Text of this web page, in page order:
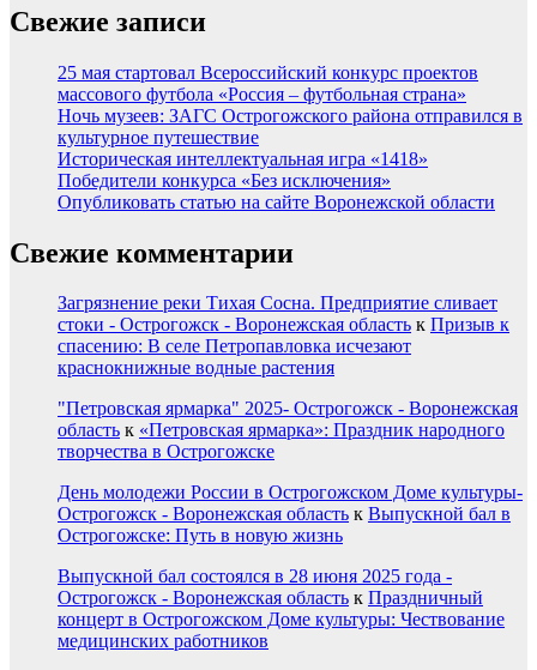
Свежие записи
25 мая стартовал Всероссийский конкурс проектов
массового футбола «Россия – футбольная страна»
Ночь музеев: ЗАГС Острогожского района отправился в
культурное путешествие
Историческая интеллектуальная игра «1418»
Победители конкурса «Без исключения»
Опубликовать статью на сайте Воронежской области
Свежие комментарии
Загрязнение реки Тихая Сосна. Предприятие сливает
стоки - Острогожск - Воронежская область к Призыв к
спасению: В селе Петропавловка исчезают
краснокнижные водные растения
"Петровская ярмарка" 2025- Острогожск - Воронежская
область к «Петровская ярмарка»: Праздник народного
творчества в Острогожске
День молодежи России в Острогожском Доме культуры-
Острогожск - Воронежская область к Выпускной бал в
Острогожске: Путь в новую жизнь
Выпускной бал состоялся в 28 июня 2025 года -
Острогожск - Воронежская область к Праздничный
концерт в Острогожском Доме культуры: Чествование
медицинских работников